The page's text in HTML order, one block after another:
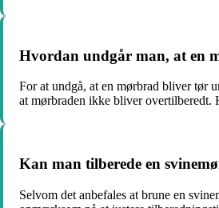
Hvordan undgår man, at en
For at undgå, at en mørbrad bliver tør
at mørbraden ikke bliver overtilberedt.
Kan man tilberede en
Selvom det anbefales at brune en